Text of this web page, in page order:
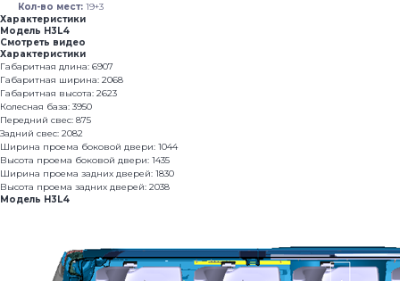
Кол-во мест: 19+3
Характеристики
Модель Н3L4
Смотреть видео
Характеристики
Габаритная длина: 6907
Габаритная ширина: 2068
Габаритная высота: 2623
Колесная база: 3950
Передний свес: 875
Задний свес: 2082
Ширина проема боковой двери: 1044
Высота проема боковой двери: 1435
Ширина проема задних дверей: 1830
Высота проема задних дверей: 2038
Модель Н3L4